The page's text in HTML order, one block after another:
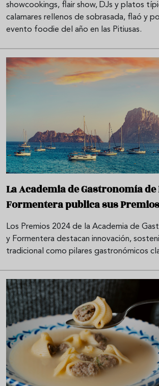
showcookings, flair show, DJs y platos
calamares rellenos de sobrasada, flaó y
evento foodie del año en las Pitiusas.
La Academia de Gastronomía
Formentera publica sus
Los Premios 2024 de la Academia de
y Formentera destacan innovación,
tradicional como pilares gastronómicos